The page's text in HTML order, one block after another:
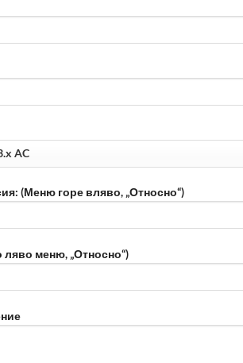
(Меню горе вляво, „Относно“)
меню, „Относно“)